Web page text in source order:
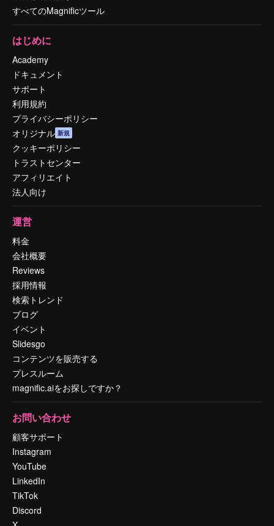
すべてのMagnificツール
はじめに
Academy
ドキュメント
サポート
利用規約
プライバシーポリシー
オリジナル 新規
クッキーポリシー
トラストセンター
アフィリエイト
法人向け
運営
料金
会社概要
Reviews
採用情報
検索トレンド
ブログ
イベント
Slidesgo
コンテンツを販売する
プレスルーム
magnific.aiをお探しですか？
お問い合わせ
顧客サポート
Instagram
YouTube
LinkedIn
TikTok
Discord